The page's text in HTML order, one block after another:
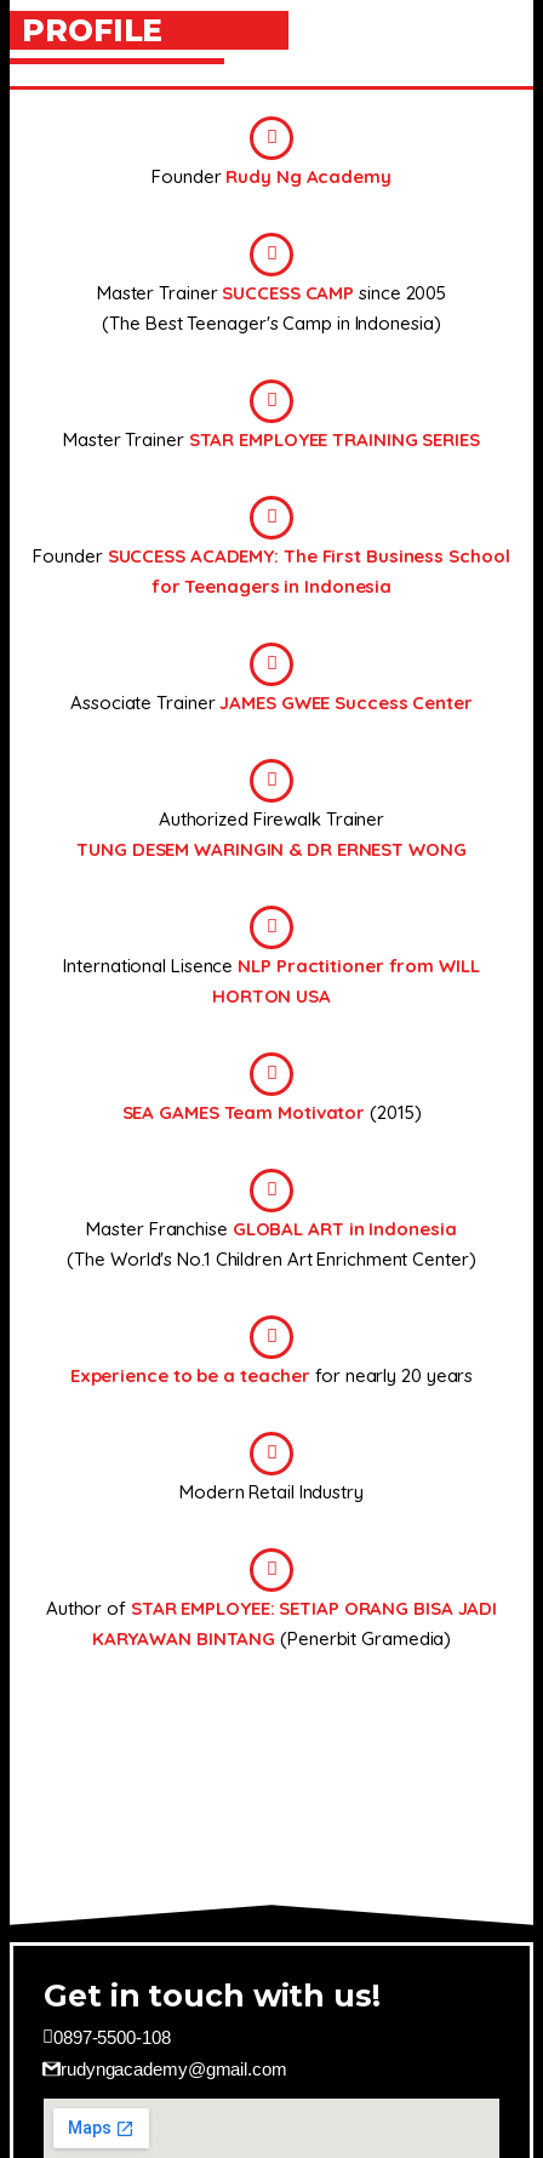
PROFILE
Founder Rudy Ng Academy
Master Trainer SUCCESS CAMP since 2005
(The Best Teenager's Camp in Indonesia)
Master Trainer STAR EMPLOYEE TRAINING SERIES
Founder SUCCESS ACADEMY: The First Business School
for Teenagers in Indonesia
Associate TrainerJAMES GWEE Success Center
Authorized Firewalk Trainer
TUNG DESEM WARINGIN & DR ERNEST WONG
International Lisence NLP Practitioner from WILL
HORTON USA
SEA GAMES Team Motivator (2015)
Master Franchise GLOBAL ART in Indonesia
(The World's No.1 Children Art Enrichment Center)
Experience to be a teacher for nearly 20 years
Modern Retail Industry
Author of STAR EMPLOYEE: SETIAP ORANG BISA JADI
KARYAWAN BINTANG (Penerbit Gramedia)
Get in touch with us!
0897-5500-108
rudyngacademy@gmail.com